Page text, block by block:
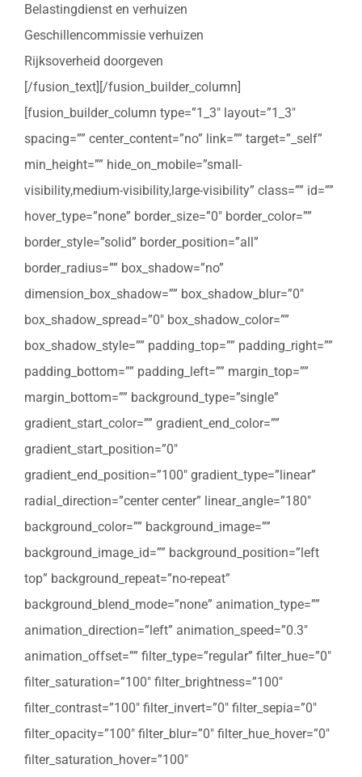
Belastingdienst en verhuizen
Geschillencommissie verhuizen
Rijksoverheid doorgeven
[/fusion_text][/fusion_builder_column]
[fusion_builder_column type=”1_3″ layout=”1_3″
spacing=”” center_content=”no” link=”” target=”_self”
min_height=”” hide_on_mobile=”small-
visibility,medium-visibility,large-visibility” class=”” id=””
hover_type=”none” border_size=”0″ border_color=””
border_style=”solid” border_position=”all”
border_radius=”” box_shadow=”no”
dimension_box_shadow=”” box_shadow_blur=”0″
box_shadow_spread=”0″ box_shadow_color=””
box_shadow_style=”” padding_top=”” padding_right=””
padding_bottom=”” padding_left=”” margin_top=””
margin_bottom=”” background_type=”single”
gradient_start_color=”” gradient_end_color=””
gradient_start_position=”0″
gradient_end_position=”100″ gradient_type=”linear”
radial_direction=”center center” linear_angle=”180″
background_color=”” background_image=””
background_image_id=”” background_position=”left
top” background_repeat=”no-repeat”
background_blend_mode=”none” animation_type=””
animation_direction=”left” animation_speed=”0.3″
animation_offset=”” filter_type=”regular” filter_hue=”0″
filter_saturation=”100″ filter_brightness=”100″
filter_contrast=”100″ filter_invert=”0″ filter_sepia=”0″
filter_opacity=”100″ filter_blur=”0″ filter_hue_hover=”0″
filter_saturation_hover=”100″